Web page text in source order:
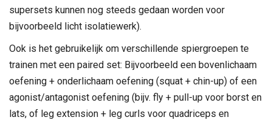
supersets kunnen nog steeds gedaan worden voor
bijvoorbeeld licht isolatiewerk).
Ook is het gebruikelijk om verschillende spiergroepen te
trainen met een paired set: Bijvoorbeeld een bovenlichaam
oefening + onderlichaam oefening (squat + chin-up) of een
agonist/antagonist oefening (bijv. fly + pull-up voor borst en
lats, of leg extension + leg curls voor quadriceps en